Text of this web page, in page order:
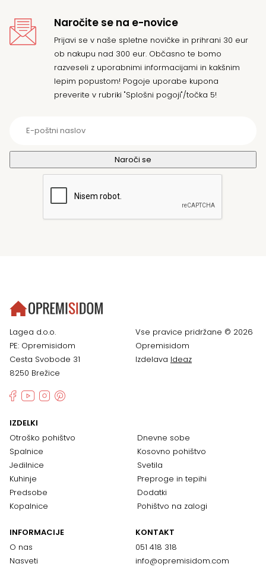
Naročite se na e-novice
Prijavi se v naše spletne novičke in prihrani 30 eur
ob nakupu nad 300 eur. Občasno te bomo
razveseli z uporabnimi informacijami in kakšnim
lepim popustom! Pogoje uporabe kupona
preverite v rubriki "Splošni pogoji"/točka 5!
Lagea d.o.o.
PE: Opremisidom
Cesta Svobode 31
8250 Brežice
Vse pravice pridržane © 2026
Opremisidom
Izdelava Ideaz
IZDELKI
Otroško pohištvo
Spalnice
Jedilnice
Kuhinje
Predsobe
Kopalnice
Dnevne sobe
Kosovno pohištvo
Svetila
Preproge in tepihi
Dodatki
Pohištvo na zalogi
INFORMACIJE
O nas
Nasveti
KONTAKT
051 418 318
info@opremisidom.com